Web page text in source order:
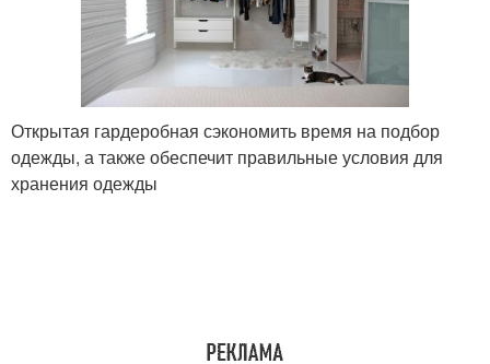
Открытая гардеробная сэкономить время на подбор
одежды, а также обеспечит правильные условия для
хранения одежды